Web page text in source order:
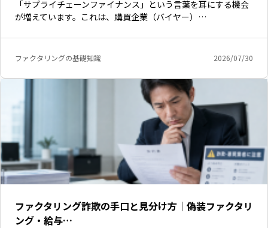
「サプライチェーンファイナンス」という言葉を耳にする機会
が増えています。これは、購買企業（バイヤー）…
ファクタリングの基礎知識 2026/07/30
ファクタリング詐欺の手口と見分け方｜偽装ファクタリ
ング・給与…